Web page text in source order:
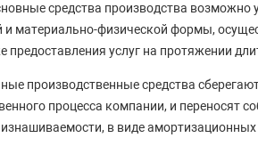
средства производства возможно
и материально-физической формы,
предоставления услуг на протяжении
производственные средства
процесса компании, и переносят
в виде амортизационных